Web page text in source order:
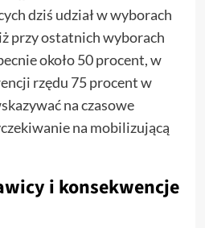
dziś udział w wyborach
przy ostatnich wyborach
około 50 procent, w
rzędu 75 procent w
na czasowe
na mobilizującą
i konsekwencje